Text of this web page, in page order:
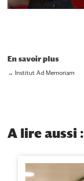
En savoir plus
→ Institut Ad Memoriam
A lire aussi :